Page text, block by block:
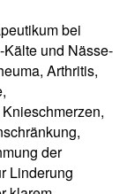
bei
und Nässe-
Arthritis,
der
Linderung